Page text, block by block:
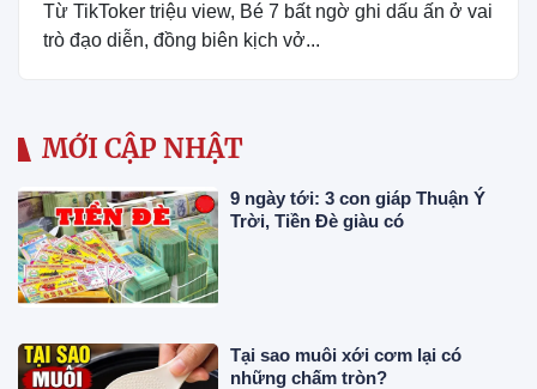
Từ TikToker triệu view, Bé 7 bất ngờ ghi dấu ấn ở vai
trò đạo diễn, đồng biên kịch vở...
MỚI CẬP NHẬT
9 ngày tới: 3 con giáp Thuận Ý
Trời, Tiền Đè giàu có
Tại sao muôi xới cơm lại có
những chấm tròn?